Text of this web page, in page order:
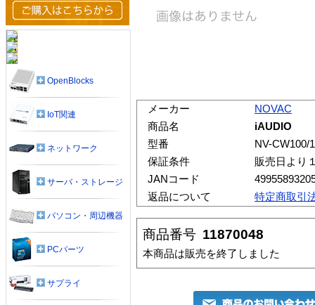
メーカー
NOVAC
商品名
iAUDIO
型番
NV-CW100/
保証条件
販売日より
JANコード
返品について
特定商取引
商品番号 11870048
本商品は販売を終了しました
OpenBlocks
IoT関連
ネットワーク
サーバ・ストレージ
パソコン・周辺機器
PCパーツ
サプライ